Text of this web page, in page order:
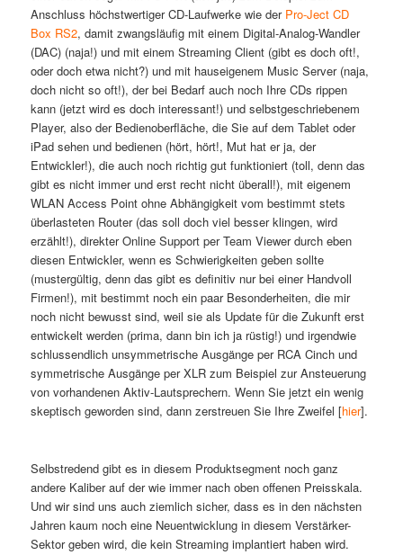
Anschluss höchstwertiger CD-Laufwerke wie der Pro-Ject CD
Box RS2, damit zwangsläufig mit einem Digital-Analog-Wandler
(DAC) (naja!) und mit einem Streaming Client (gibt es doch oft!,
oder doch etwa nicht?) und mit hauseigenem Music Server (naja,
doch nicht so oft!), der bei Bedarf auch noch Ihre CDs rippen
kann (jetzt wird es doch interessant!) und selbstgeschriebenem
Player, also der Bedienoberfläche, die Sie auf dem Tablet oder
iPad sehen und bedienen (hört, hört!, Mut hat er ja, der
Entwickler!), die auch noch richtig gut funktioniert (toll, denn das
gibt es nicht immer und erst recht nicht überall!), mit eigenem
WLAN Access Point ohne Abhängigkeit vom bestimmt stets
überlasteten Router (das soll doch viel besser klingen, wird
erzählt!), direkter Online Support per Team Viewer durch eben
diesen Entwickler, wenn es Schwierigkeiten geben sollte
(mustergültig, denn das gibt es definitiv nur bei einer Handvoll
Firmen!), mit bestimmt noch ein paar Besonderheiten, die mir
noch nicht bewusst sind, weil sie als Update für die Zukunft erst
entwickelt werden (prima, dann bin ich ja rüstig!) und irgendwie
schlussendlich unsymmetrische Ausgänge per RCA Cinch und
symmetrische Ausgänge per XLR zum Beispiel zur Ansteuerung
von vorhandenen Aktiv-Lautsprechern. Wenn Sie jetzt ein wenig
skeptisch geworden sind, dann zerstreuen Sie Ihre Zweifel [hier].
Selbstredend gibt es in diesem Produktsegment noch ganz
andere Kaliber auf der wie immer nach oben offenen Preisskala.
Und wir sind uns auch ziemlich sicher, dass es in den nächsten
Jahren kaum noch eine Neuentwicklung in diesem Verstärker-
Sektor geben wird, die kein Streaming implantiert haben wird.